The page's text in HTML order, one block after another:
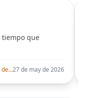
tiempo que
Ohuhu Marcadores de alcohol con punta de pincel – Juego de marcadores artísticos de doble punta con certificación AP para artistas adultos27 de may de 2026